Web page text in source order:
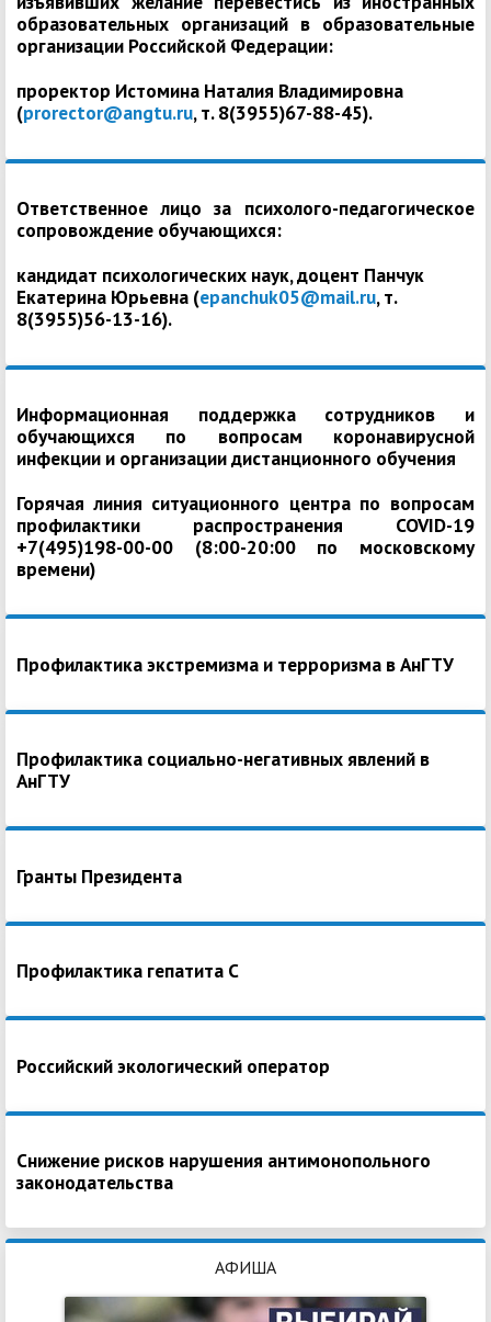
образовательных организаций в образовательные
организации Российской Федерации:
проректор Истомина Наталия Владимировна
(prorector@angtu.ru, т. 8(3955)67-88-45).
Ответственное лицо за психолого-педагогическое
сопровождение обучающихся:
кандидат психологических наук, доцент Панчук
Екатерина Юрьевна (epanchuk05@mail.ru, т.
8(3955)56-13-16).
Информационная поддержка сотрудников и
обучающихся по вопросам коронавирусной
инфекции и организации дистанционного обучения
Горячая линия ситуационного центра по вопросам
профилактики распространения COVID-19
+7(495)198-00-00 (8:00-20:00 по московскому
времени)
Профилактика экстремизма и терроризма в АнГТУ
Профилактика социально-негативных явлений в
АнГТУ
Гранты Президента
Профилактика гепатита С
Российский экологический оператор
Снижение рисков нарушения антимонопольного
законодательства
АФИША